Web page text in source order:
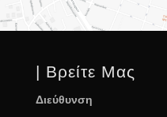
| Βρείτε Μας
Διεύθυνση